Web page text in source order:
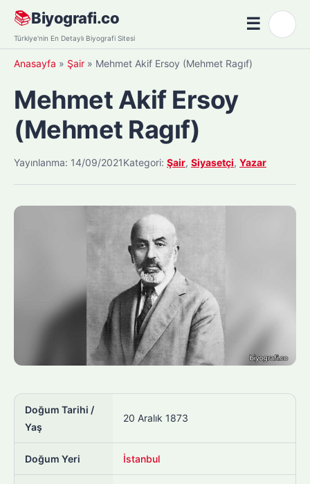
Skip
content
📚Biyografi.co
Türkiye'nin En Detaylı Biyografi Sitesi
☰Menü
Anasayfa » Şair » Mehmet Akif Ersoy (Mehmet Ragıf)
Mehmet Akif Ersoy
(Mehmet Ragıf)
Yayınlanma: 14/09/2021Kategori: Şair, Siyasetçi, Yazar
Doğum Tarihi /
Yaş
20 Aralık 1873
Doğum Yeri İstanbul